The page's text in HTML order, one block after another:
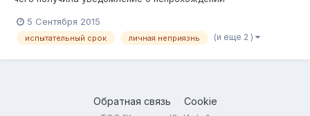
при объяснении это личная неприязнь, мой характер не
понравился моей непосредственной начальнице. Имеют ли
5 Сентября 2015
испытательный срок личная неприязнь (и еще 2 )
Обратная связь Cookie